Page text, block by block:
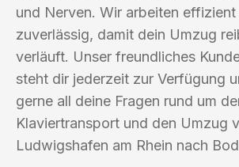
und Nerven. Wir arbeiten effizient
zuverlässig, damit dein Umzug
verläuft. Unser freundliches
steht dir jederzeit zur Verfügung
gerne all deine Fragen rund um
Klaviertransport und den Umzug
Ludwigshafen am Rhein nach